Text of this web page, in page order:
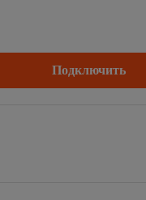
Подключить